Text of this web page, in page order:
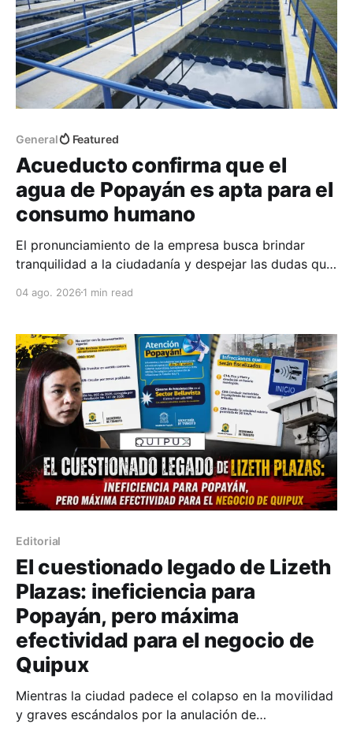
General Featured
Acueducto confirma que el
agua de Popayán es apta para el
consumo humano
El pronunciamiento de la empresa busca brindar
tranquilidad a la ciudadanía y despejar las dudas que
generada por la actividad del volcán Puracé, que
04 ago. 2026 1 min read
Editorial
El cuestionado legado de Lizeth
Plazas: ineficiencia para
Popayán, pero máxima
efectividad para el negocio de
Quipux
Mientras la ciudad padece el colapso en la movilidad
y graves escándalos por la anulación de